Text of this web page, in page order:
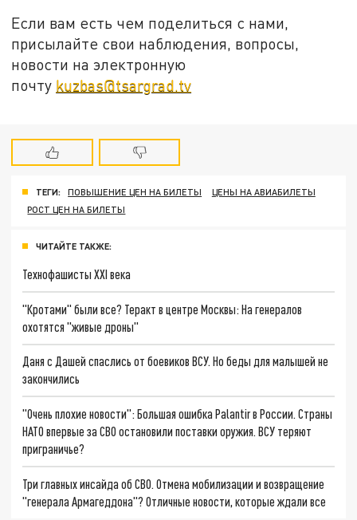
Если вам есть чем поделиться с нами,
присылайте свои наблюдения, вопросы,
новости на электронную
почту kuzbas@tsargrad.tv
ТЕГИ: ПОВЫШЕНИЕ ЦЕН НА БИЛЕТЫ
ЦЕНЫ НА АВИАБИЛЕТЫ
РОСТ ЦЕН НА БИЛЕТЫ
ЧИТАЙТЕ ТАКЖЕ:
Технофашисты XXI века
"Кротами" были все? Теракт в центре Москвы: На генералов
охотятся "живые дроны"
Даня с Дашей спаслись от боевиков ВСУ. Но беды для малышей не
закончились
"Очень плохие новости": Большая ошибка Palantir в России. Страны
НАТО впервые за СВО остановили поставки оружия. ВСУ теряют
приграничье?
Три главных инсайда об СВО. Отмена мобилизации и возвращение
"генерала Армагеддона"? Отличные новости, которые ждали все